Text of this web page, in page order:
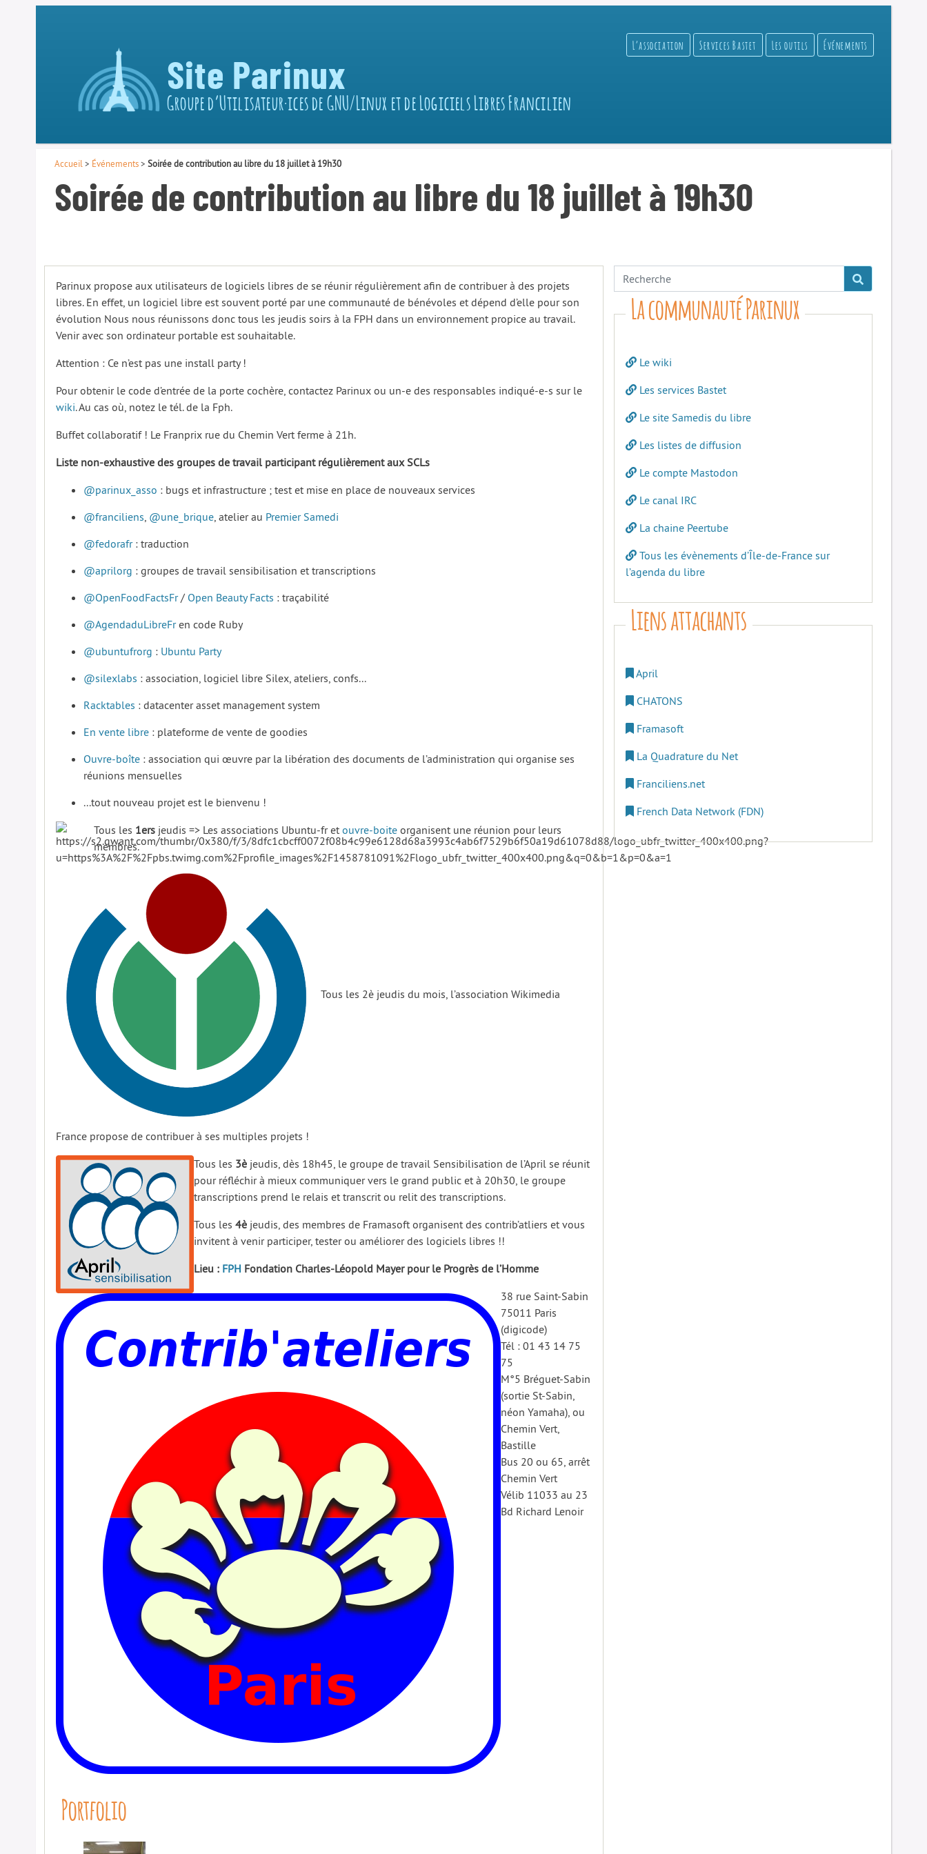
Site Parinux
Groupe d’Utilisateur·ices de GNU/Linux et de Logiciels Libres Francilien
L’association Services Bastet Les outils Événements
Accueil > Événements> Soirée de contribution au libre du 18 juillet à 19h30
Soirée de contribution au libre du 18 juillet à 19h30
Parinux propose aux utilisateurs de logiciels libres de se réunir régulièrement afin de contribuer à des projets
libres. En effet, un logiciel libre est souvent porté par une communauté de bénévoles et dépend d’elle pour son
évolution Nous nous réunissons donc tous les jeudis soirs à la FPH dans un environnement propice au travail.
Venir avec son ordinateur portable est souhaitable.
Attention : Ce n’est pas une install party !
Pour obtenir le code d’entrée de la porte cochère, contactez Parinux ou un-e des responsables indiqué-e-s sur le
wiki. Au cas où, notez le tél. de la Fph.
Buffet collaboratif ! Le Franprix rue du Chemin Vert ferme à 21h.
Liste non-exhaustive des groupes de travail participant régulièrement aux SCLs
@parinux_asso : bugs et infrastructure ; test et mise en place de nouveaux services
@franciliens, @une_brique, atelier au Premier Samedi
@fedorafr: traduction
@aprilorg : groupes de travail sensibilisation et transcriptions
@OpenFoodFactsFr/ Open Beauty Facts : traçabilité
@AgendaduLibreFren code Ruby
@ubuntufrorg : Ubuntu Party
@silexlabs : association, logiciel libre Silex, ateliers, confs...
Racktables : datacenter asset management system
En vente libre : plateforme de vente de goodies
Ouvre-boîte : association qui œuvre par la libération des documents de l’administration qui organise ses
réunions mensuelles
...tout nouveau projet est le bienvenu !
Tous les 1ers jeudis => Les associations Ubuntu-fr et ouvre-boite organisent une réunion pour leurs
membres.
Tous les 2è jeudis du mois, l’association Wikimedia
France propose de contribuer à ses multiples projets !
Tous les 3è jeudis, dès 18h45, le groupe de travail Sensibilisation de l’April se réunit
pour réfléchir à mieux communiquer vers le grand public et à 20h30, le groupe
transcriptions prend le relais et transcrit ou relit des transcriptions.
Tous les 4è jeudis, des membres de Framasoft organisent des contrib’atliers et vous
invitent à venir participer, tester ou améliorer des logiciels libres !!
Lieu : FPH Fondation Charles-Léopold Mayer pour le Progrès de l’Homme
38 rue Saint-Sabin
75011 Paris
(digicode)
Tél : 01 43 14 75
75
M°5 Bréguet-Sabin
(sortie St-Sabin,
néon Yamaha), ou
Chemin Vert,
Bastille
Bus 20 ou 65, arrêt
Chemin Vert
Vélib 11033 au 23
Bd Richard Lenoir
Portfolio
La communauté Parinux
Le wiki
Les services Bastet
Le site Samedis du libre
Les listes de diffusion
Le compte Mastodon
Le canal IRC
La chaine Peertube
Tous les évènements d’Île-de-France sur
l’agenda du libre
Liens attachants
April
CHATONS
Framasoft
La Quadrature du Net
Franciliens.net
French Data Network (FDN)